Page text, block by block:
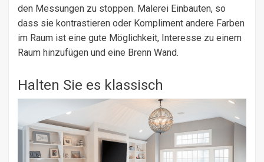
den Messungen zu stoppen. Malerei Einbauten, so
dass sie kontrastieren oder Kompliment andere Farben
im Raum ist eine gute Möglichkeit, Interesse zu einem
Raum hinzufügen und eine Brenn Wand.
Halten Sie es klassisch